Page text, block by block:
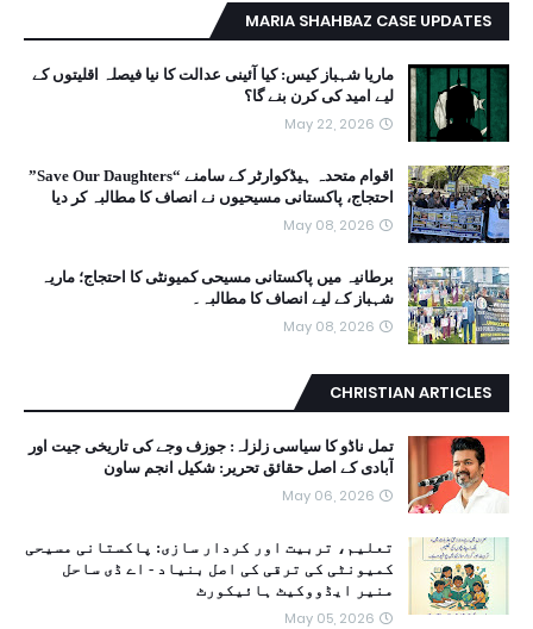
MARIA SHAHBAZ CASE UPDATES
ماریا شہباز کیس: کیا آئینی عدالت کا نیا فیصلہ اقلیتوں کے
لیے امید کی کرن بنے گا؟
May 22, 2026
اقوام متحدہ ہیڈکوارٹر کے سامنے “Save Our Daughters”
احتجاج، پاکستانی مسیحیوں نے انصاف کا مطالبہ کر دیا
May 08, 2026
برطانیہ میں پاکستانی مسیحی کمیونٹی کا احتجاج؛ ماریہ
شہباز کے لیے انصاف کا مطالبہ۔
May 08, 2026
CHRISTIAN ARTICLES
تمل ناڈو کا سیاسی زلزلہ: جوزف وجے کی تاریخی جیت اور
آبادی کے اصل حقائق تحریر: شکیل انجم ساون
May 06, 2026
تعلیم، تربیت اور کردار سازی: پاکستانی مسیحی
کمیونٹی کی ترقی کی اصل بنیاد - اے ڈی ساحل
منیر ایڈووکیٹ ہائیکورٹ
May 05, 2026